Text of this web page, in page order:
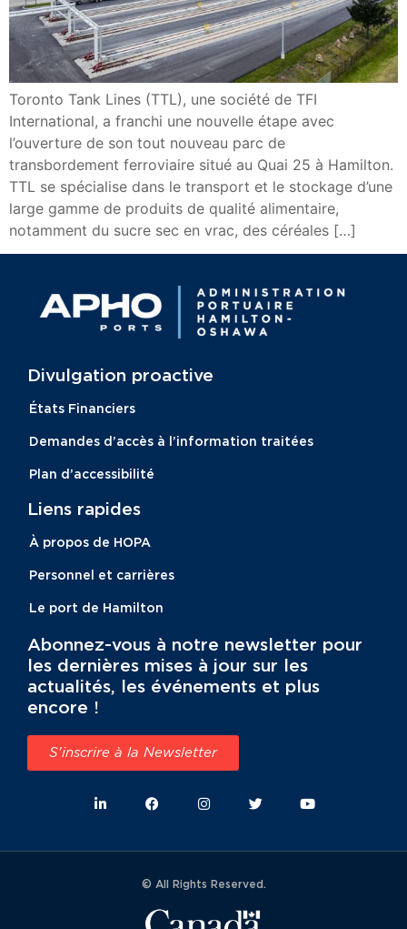
Toronto Tank Lines (TTL), une société de TFI
International, a franchi une nouvelle étape avec
l’ouverture de son tout nouveau parc de
transbordement ferroviaire situé au Quai 25 à Hamilton.
TTL se spécialise dans le transport et le stockage d’une
large gamme de produits de qualité alimentaire,
notamment du sucre sec en vrac, des céréales […]
Divulgation proactive​
États Financiers
Demandes d’accès à l’information traitées
Plan d’accessibilité
Liens rapides
À propos de HOPA
Personnel et carrières
Le port de Hamilton
Abonnez-vous à notre newsletter pour
les dernières mises à jour sur les
actualités, les événements et plus
encore !
S'inscrire à la Newsletter
© All Rights Reserved.